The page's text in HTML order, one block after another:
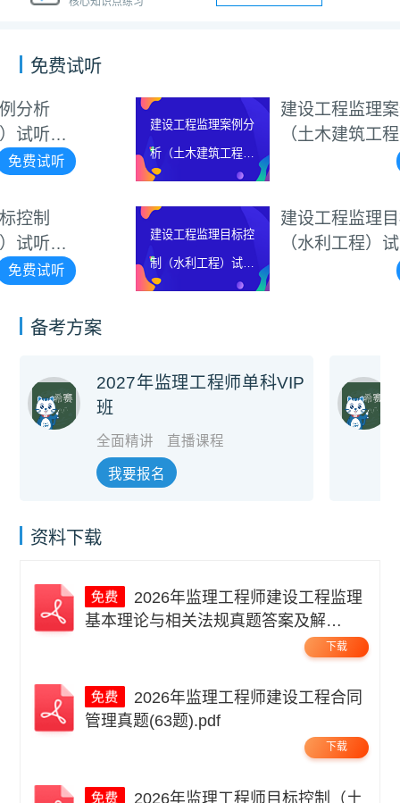
免费试听
建设工程监理案例分
析（土木建筑工程）
建设工程监理案例分析
（土木建筑工程）试听视
频
建设工程监理目标控
制（水利工程）试听
建设工程监理目标控制
（水利工程）试听视频
备考方案
2027年监理工程师单科VIP
班
全面精讲 直播课程
我要报名
资料下载
基本理论与相关法规真题答案及解
下载
管理真题(63题).pdf
下载